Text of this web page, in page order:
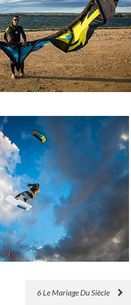
6 Le Mariage Du Siècle